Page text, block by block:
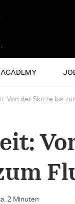
ACADEMY
Von der Skizze bis
2 Minuten